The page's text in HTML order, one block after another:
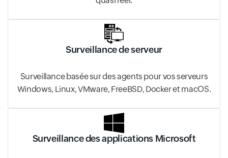
Surveillance de serveur
Surveillance basée sur des agents pour vos serveurs
Windows, Linux, VMware, FreeBSD, Docker et macOS.
Surveillance des applications Microsoft